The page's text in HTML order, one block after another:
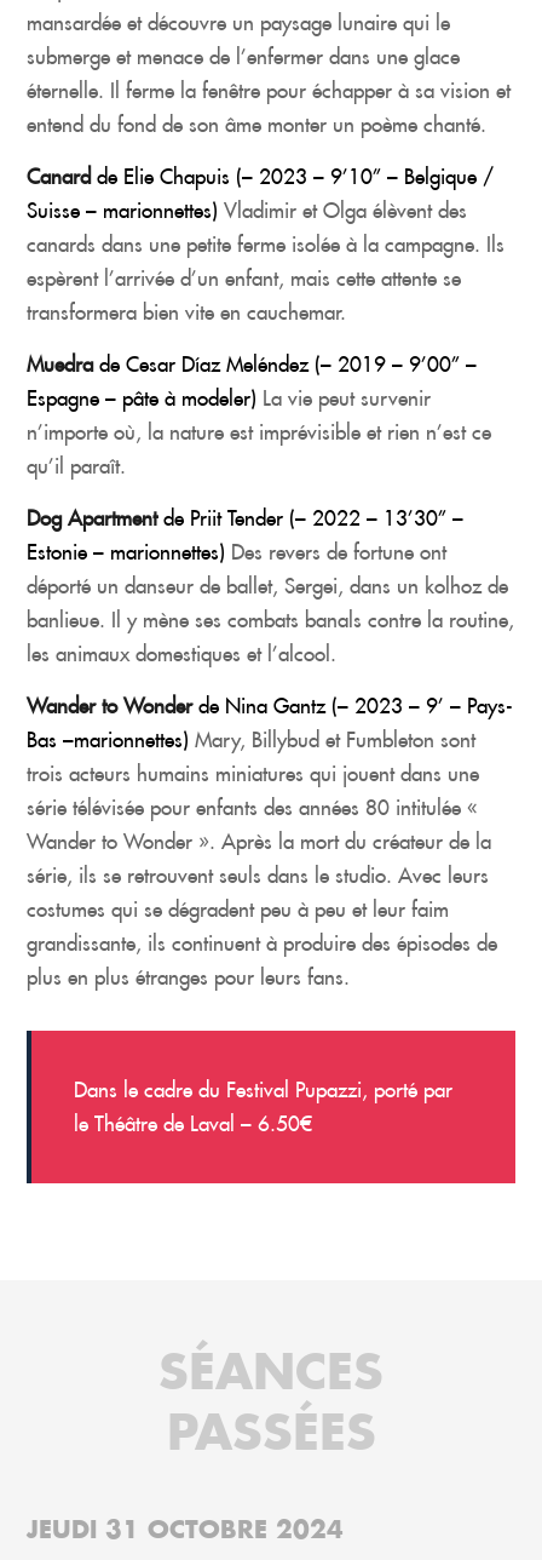
mansardée et découvre un paysage lunaire qui le
submerge et menace de l’enfermer dans une glace
éternelle. Il ferme la fenêtre pour échapper à sa vision et
entend du fond de son âme monter un poème chanté.
Canardde Elie Chapuis (– 2023 – 9’10” – Belgique /
Suisse – marionnettes) Vladimir et Olga élèvent des
canards dans une petite ferme isolée à la campagne. Ils
espèrent l’arrivée d’un enfant, mais cette attente se
transformera bien vite en cauchemar.
Muedrade Cesar Díaz Meléndez (– 2019 – 9’00” –
Espagne – pâte à modeler) La vie peut survenir
n’importe où, la nature est imprévisible et rien n’est ce
qu’il paraît.
Dog Apartmentde Priit Tender (– 2022 – 13’30” –
Estonie – marionnettes) Des revers de fortune ont
déporté un danseur de ballet, Sergei, dans un kolhoz de
banlieue. Il y mène ses combats banals contre la routine,
les animaux domestiques et l’alcool.
Wander to Wonderde Nina Gantz (– 2023 – 9’ – Pays-
Bas –marionnettes) Mary, Billybud et Fumbleton sont
trois acteurs humains miniatures qui jouent dans une
série télévisée pour enfants des années 80 intitulée «
Wander to Wonder ». Après la mort du créateur de la
série, ils se retrouvent seuls dans le studio. Avec leurs
costumes qui se dégradent peu à peu et leur faim
grandissante, ils continuent à produire des épisodes de
plus en plus étranges pour leurs fans.
Dans le cadre du Festival Pupazzi, porté par
le Théâtre de Laval – 6.50€
SÉANCES
PASSÉES
JEUDI 31 OCTOBRE 2024